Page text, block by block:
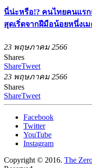
นี่น่ะหรือ!? คนไทยคนแรก
สุดเริ่ดจากฝีมือน้อยหนึ่งเ
23 พฤษภาคม 2566
Shares
ShareTweet
23 พฤษภาคม 2566
Shares
ShareTweet
Facebook
Twitter
YouTube
Instagram
Copyright © 2016. The